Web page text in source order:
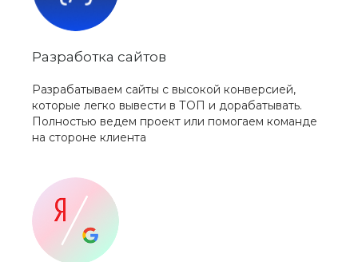
Разработка сайтов
Разрабатываем сайты с высокой конверсией,
которые легко вывести в ТОП и дорабатывать.
Полностью ведем проект или помогаем команде
на стороне клиента